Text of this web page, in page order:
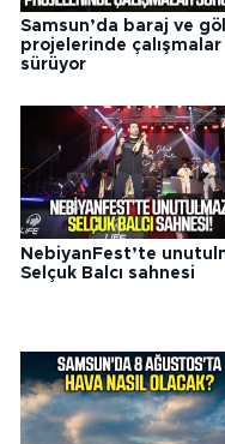
Samsun’da baraj ve
projelerinde çalışmalar
sürüyor
NebiyanFest’te
Selçuk Balcı sahnesi